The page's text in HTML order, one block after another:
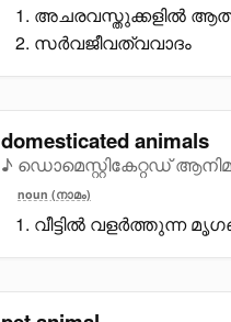
അചരവസ്തുക്കളിൽ
സർവജീവത്വവാദം
domesticated animals
♪ ഡൊമെസ്റ്റികേറ്റഡ്
noun (നാമം)
വീട്ടിൽ വളർത്തുന്ന